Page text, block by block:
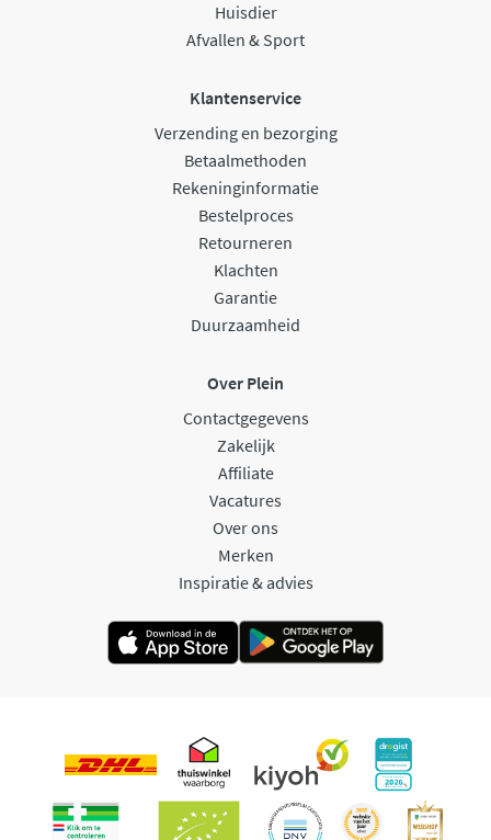
Huisdier
Afvallen & Sport
Klantenservice
Verzending en bezorging
Betaalmethoden
Rekeninginformatie
Bestelproces
Retourneren
Klachten
Garantie
Duurzaamheid
Over Plein
Contactgegevens
Zakelijk
Affiliate
Vacatures
Over ons
Merken
Inspiratie & advies